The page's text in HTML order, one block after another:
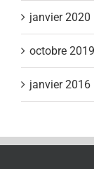
janvier 2020
octobre 2019
janvier 2016